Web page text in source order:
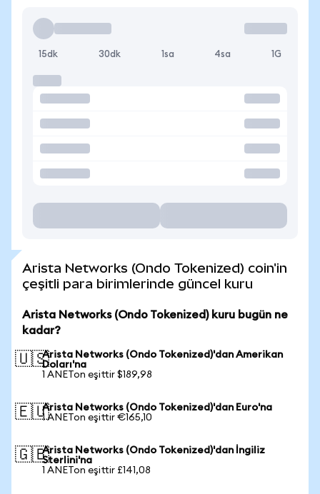
15dk 30dk 1sa 4sa 1G
Arista Networks (Ondo Tokenized) coin'in
çeşitli para birimlerinde güncel kuru
Arista Networks (Ondo Tokenized) kuru bugün ne
kadar?
🇺🇸Arista Networks (Ondo Tokenized)'dan Amerikan
Doları'na
1 ANETon eşittir $189,98
🇪🇺Arista Networks (Ondo Tokenized)'dan Euro'na
1 ANETon eşittir €165,10
🇬🇧Arista Networks (Ondo Tokenized)'dan İngiliz
Sterlini'na
1 ANETon eşittir £141,08